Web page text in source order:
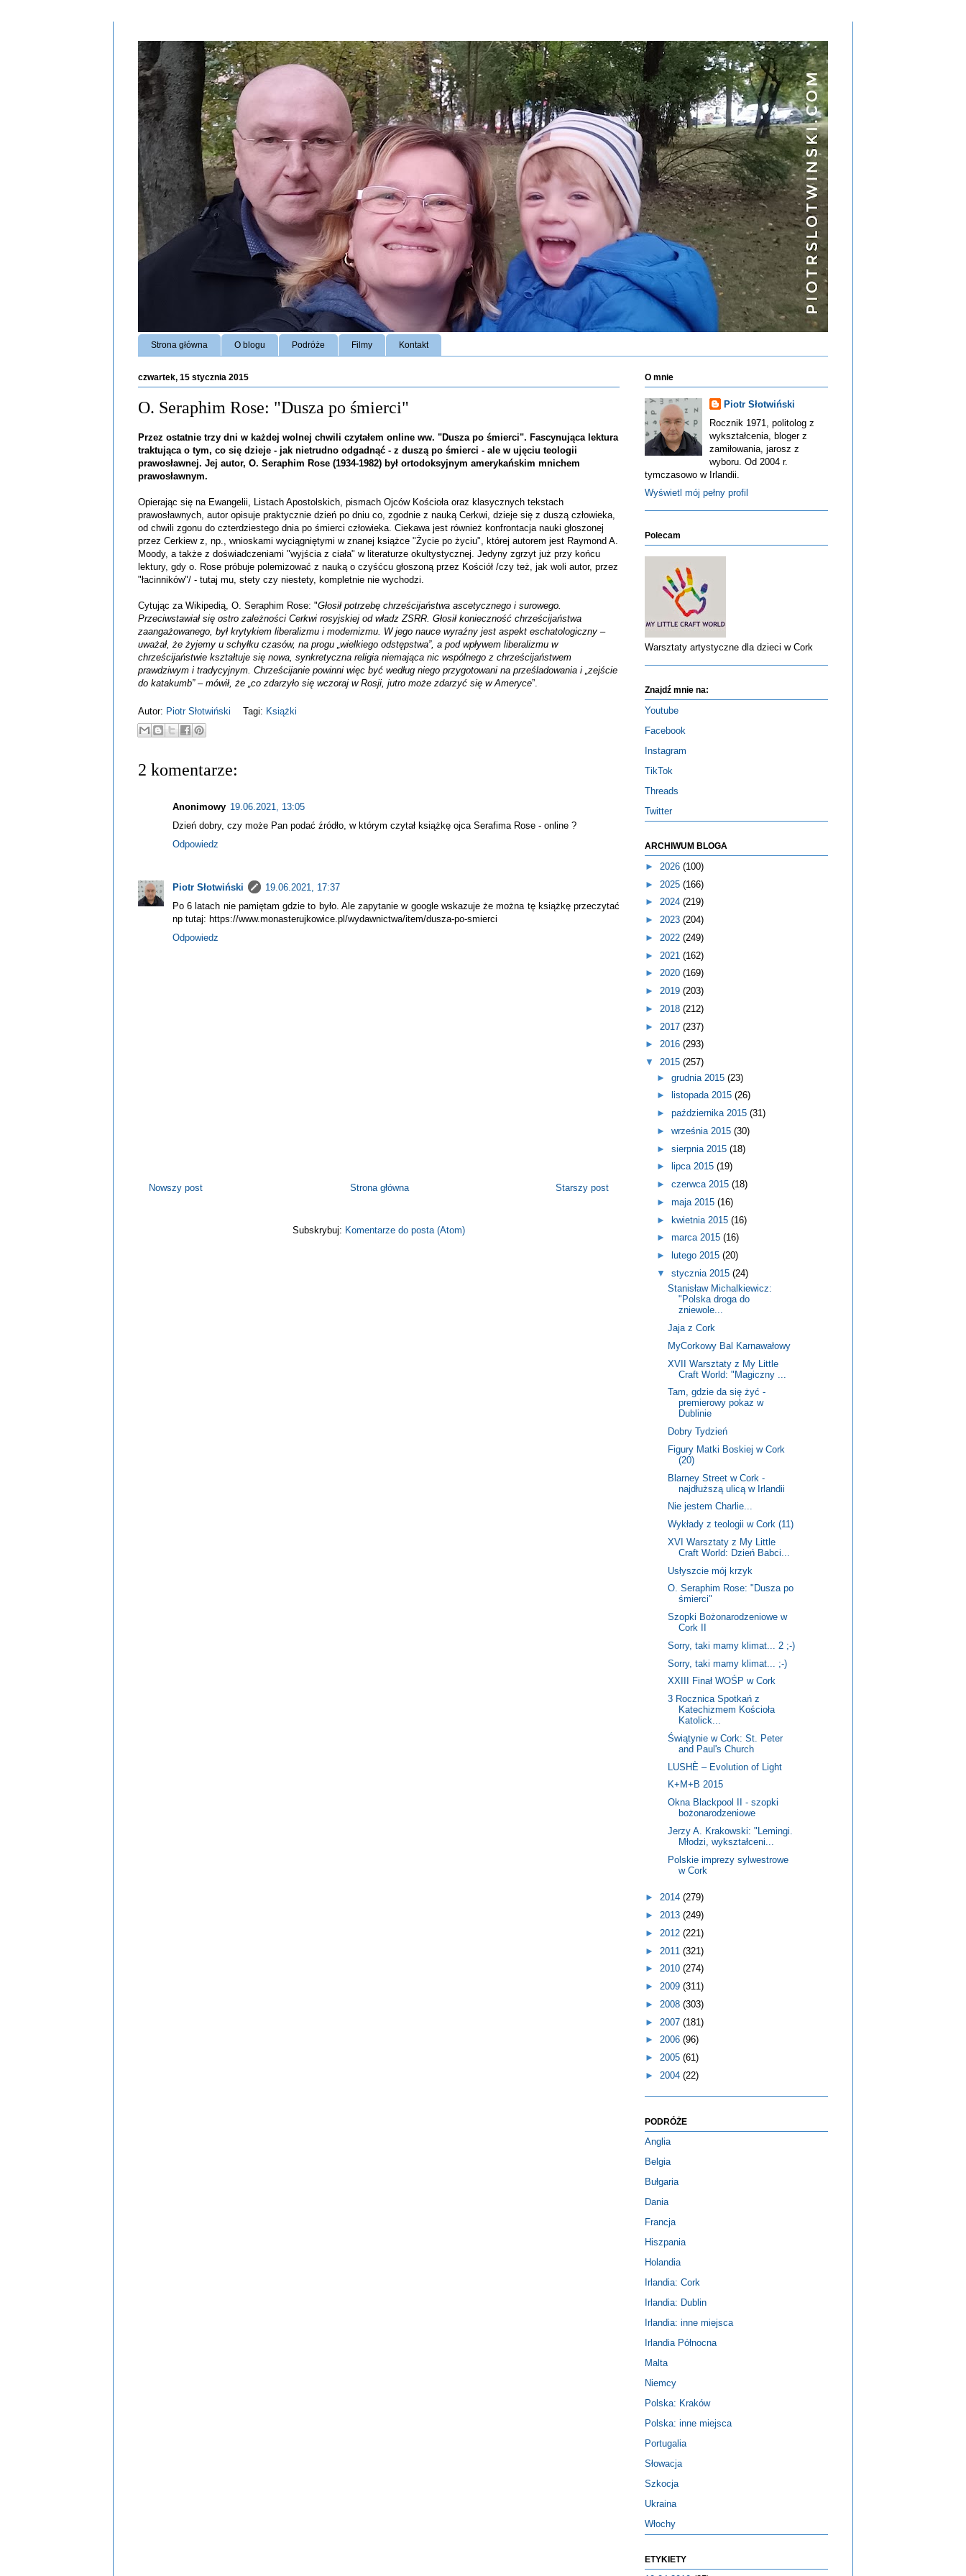
Strona główna O blogu Podróże Filmy Kontakt
czwartek, 15 stycznia 2015
O. Seraphim Rose: "Dusza po śmierci"
Przez ostatnie trzy dni w każdej wolnej chwili czytałem online ww. "Dusza po śmierci". Fascynująca lektura
traktująca o tym, co się dzieje - jak nietrudno odgadnąć - z duszą po śmierci - ale w ujęciu teologii
prawosławnej. Jej autor, O. Seraphim Rose (1934-1982) był ortodoksyjnym amerykańskim mnichem
prawosławnym.
Opierając się na Ewangelii, Listach Apostolskich, pismach Ojców Kościoła oraz klasycznych tekstach
prawosławnych, autor opisuje praktycznie dzień po dniu co, zgodnie z nauką Cerkwi, dzieje się z duszą człowieka,
od chwili zgonu do czterdziestego dnia po śmierci człowieka. Ciekawa jest również konfrontacja nauki głoszonej
przez Cerkiew z, np., wnioskami wyciągniętymi w znanej książce "Życie po życiu", której autorem jest Raymond A.
Moody, a także z doświadczeniami "wyjścia z ciała" w literaturze okultystycznej. Jedyny zgrzyt już przy końcu
lektury, gdy o. Rose próbuje polemizować z nauką o czyśćcu głoszoną przez Kościół /czy też, jak woli autor, przez
"łacinników"/ - tutaj mu, stety czy niestety, kompletnie nie wychodzi.
Cytując za Wikipedią, O. Seraphim Rose: "Głosił potrzebę chrześcijaństwa ascetycznego i surowego.
Przeciwstawiał się ostro zależności Cerkwi rosyjskiej od władz ZSRR. Głosił konieczność chrześcijaństwa
zaangażowanego, był krytykiem liberalizmu i modernizmu. W jego nauce wyraźny jest aspekt eschatologiczny –
uważał, że żyjemy u schyłku czasów, na progu „wielkiego odstępstwa”, a pod wpływem liberalizmu w
chrześcijaństwie kształtuje się nowa, synkretyczna religia niemająca nic wspólnego z chrześcijaństwem
prawdziwym i tradycyjnym. Chrześcijanie powinni więc być według niego przygotowani na prześladowania i „zejście
do katakumb” – mówił, że „co zdarzyło się wczoraj w Rosji, jutro może zdarzyć się w Ameryce”.
Autor: Piotr Słotwiński Tagi: Książki
2 komentarze:
Anonimowy 19.06.2021, 13:05
Dzień dobry, czy może Pan podać źródło, w którym czytał książkę ojca Serafima Rose - online ?
Odpowiedz
Piotr Słotwiński
19.06.2021, 17:37
Po 6 latach nie pamiętam gdzie to było. Ale zapytanie w google wskazuje że można tę książkę przeczytać
np tutaj: https://www.monasterujkowice.pl/wydawnictwa/item/dusza-po-smierci
Odpowiedz
Nowszy post Starszy post
Strona główna
Subskrybuj: Komentarze do posta (Atom)
O mnie
Piotr Słotwiński
Rocznik 1971, politolog z
wykształcenia, bloger z
zamiłowania, jarosz z
wyboru. Od 2004 r.
tymczasowo w Irlandii.
Wyświetl mój pełny profil
Polecam
Warsztaty artystyczne dla dzieci w Cork
Znajdź mnie na:
Youtube
Facebook
Instagram
TikTok
Threads
Twitter
ARCHIWUM BLOGA
► 2026 (100)
► 2025 (166)
► 2024 (219)
► 2023 (204)
► 2022 (249)
► 2021 (162)
► 2020 (169)
► 2019 (203)
► 2018 (212)
► 2017 (237)
► 2016 (293)
▼ 2015 (257)
► grudnia 2015 (23)
►
listopada 2015 (26)
► października 2015 (31)
► września 2015 (30)
► sierpnia 2015 (18)
►
lipca 2015 (19)
► czerwca 2015 (18)
► maja 2015 (16)
► kwietnia 2015 (16)
► marca 2015 (16)
►
lutego 2015 (20)
▼ stycznia 2015 (24)
Stanisław Michalkiewicz:
"Polska droga do
zniewole...
Jaja z Cork
MyCorkowy Bal Karnawałowy
XVII Warsztaty z My Little
Craft World: "Magiczny ...
Tam, gdzie da się żyć -
premierowy pokaz w
Dublinie
Dobry Tydzień
Figury Matki Boskiej w Cork
(20)
Blarney Street w Cork -
najdłuższą ulicą w Irlandii
Nie jestem Charlie...
Wykłady z teologii w Cork (11)
XVI Warsztaty z My Little
Craft World: Dzień Babci...
Usłyszcie mój krzyk
O. Seraphim Rose: "Dusza po
śmierci"
Szopki Bożonarodzeniowe w
Cork II
Sorry, taki mamy klimat... 2 ;-)
Sorry, taki mamy klimat... ;-)
XXIII Finał WOŚP w Cork
3 Rocznica Spotkań z
Katechizmem Kościoła
Katolick...
Świątynie w Cork: St. Peter
and Paul's Church
LUSHÈ – Evolution of Light
K+M+B 2015
Okna Blackpool II - szopki
bożonarodzeniowe
Jerzy A. Krakowski: "Lemingi.
Młodzi, wykształceni...
Polskie imprezy sylwestrowe
w Cork
► 2014 (279)
► 2013 (249)
► 2012 (221)
► 2011 (321)
► 2010 (274)
► 2009 (311)
► 2008 (303)
► 2007 (181)
► 2006 (96)
► 2005 (61)
► 2004 (22)
PODRÓŻE
Anglia
Belgia
Bułgaria
Dania
Francja
Hiszpania
Holandia
Irlandia: Cork
Irlandia: Dublin
Irlandia: inne miejsca
Irlandia Północna
Malta
Niemcy
Polska: Kraków
Polska: inne miejsca
Portugalia
Słowacja
Szkocja
Ukraina
Włochy
ETYKIETY